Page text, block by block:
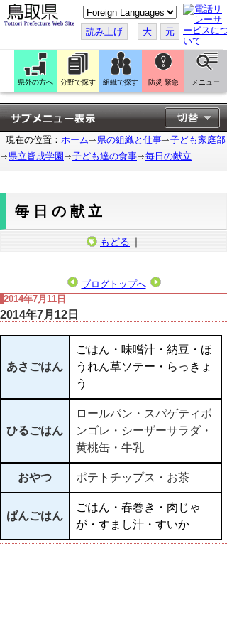
こ
の
ペ
ー
ジ
翻
訳
す
る
読み上げ 大 元
県外の方へ 分野で探す 組織で探す 防災 緊急 メニュー
現在の位置： ホーム 県の組織と仕事
子ども家庭部
県立皆成学園
子ども達の食事 毎日の献立
毎日の献立
もどる ｜
ブログトップへ
2014年7月11日
2014年7月12日
あさごはん
ごはん・味噌汁・納豆・ほ
うれん草ソテー・らっきょ
う
ひるごはん
ロールパン・スパゲティボ
ンゴレ・シーザーサラダ・
黄桃缶・牛乳
おやつ ポテトチップス・お茶
ばんごはん
ごはん・春巻き・肉じゃ
が・すまし汁・すいか